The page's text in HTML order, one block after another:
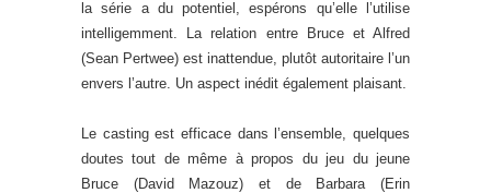
la série a du potentiel, espérons qu’elle l’utilise
intelligemment. La relation entre Bruce et Alfred
(Sean Pertwee) est inattendue, plutôt autoritaire l’un
envers l’autre. Un aspect inédit également plaisant.
Le casting est efficace dans l’ensemble, quelques
doutes tout de même à propos du jeu du jeune
Bruce (David Mazouz) et de Barbara (Erin